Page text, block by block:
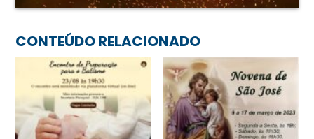
CONTEÚDO RELACIONADO